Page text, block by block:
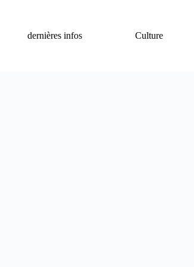
dernières infos
Culture